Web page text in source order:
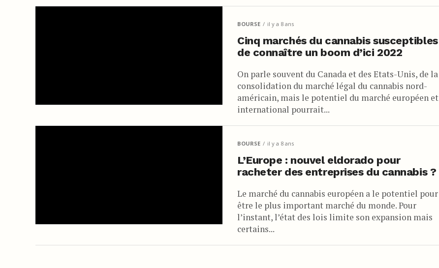
BOURSE il y a 8 ans
Cinq marchés du cannabis susceptibles
de connaître un boom d’ici 2022
On parle souvent du Canada et des Etats-Unis, de la
consolidation du marché légal du cannabis nord-
américain, mais le potentiel du marché européen et
international pourrait...
BOURSE il y a 8 ans
L’Europe : nouvel eldorado pour
racheter des entreprises du cannabis ?
Le marché du cannabis européen a le potentiel pour
être le plus important marché du monde. Pour
l’instant, l’état des lois limite son expansion mais
certains...